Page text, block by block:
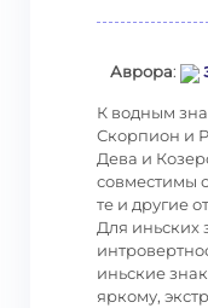
Аврора:
К водным
Скорпион и
Дева и
совместимы
те и другие
Для иньских
иньские
яркому,